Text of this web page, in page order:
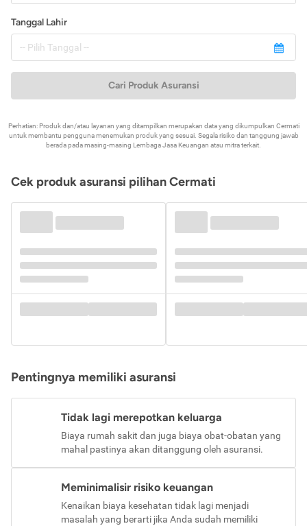
Tanggal Lahir
Cari Produk Asuransi
Perhatian: Produk dan/atau layanan yang ditampilkan merupakan data yang dikumpulkan Cermati
untuk membantu pengguna menemukan produk yang sesuai. Segala risiko dan tanggung jawab
berada pada masing-masing Lembaga Jasa Keuangan atau mitra terkait.
Cek produk asuransi pilihan Cermati
Pentingnya memiliki asuransi
Tidak lagi merepotkan keluarga
Biaya rumah sakit dan juga biaya obat-obatan yang
mahal pastinya akan ditanggung oleh asuransi.
Meminimalisir risiko keuangan
Kenaikan biaya kesehatan tidak lagi menjadi
masalah yang berarti jika Anda sudah memiliki